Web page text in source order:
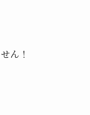
ん！